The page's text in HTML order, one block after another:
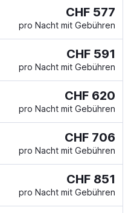
CHF 577
pro Nacht mit Gebühren
CHF 591
pro Nacht mit Gebühren
CHF 620
pro Nacht mit Gebühren
CHF 706
pro Nacht mit Gebühren
CHF 851
pro Nacht mit Gebühren